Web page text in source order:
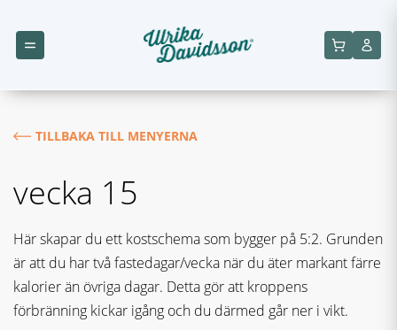
TILLBAKA TILL MENYERNA
vecka 15
Här skapar du ett kostschema som bygger på 5:2. Grunden
är att du har två fastedagar/vecka när du äter markant färre
kalorier än övriga dagar. Detta gör att kroppens
förbränning kickar igång och du därmed går ner i vikt.